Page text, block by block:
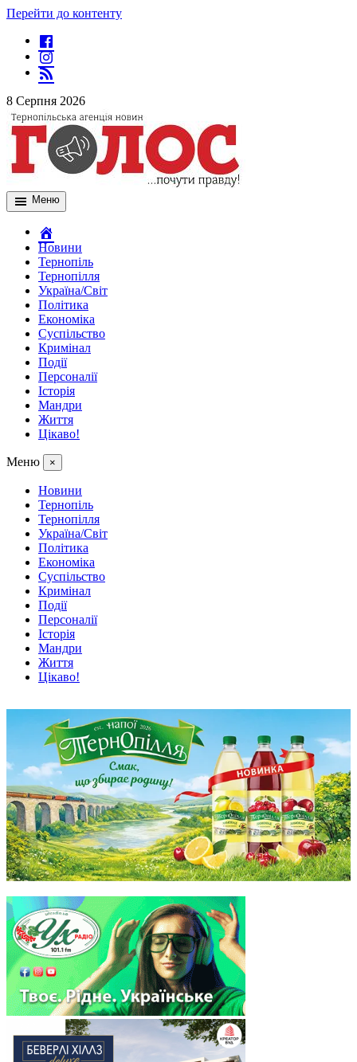
Перейти до контенту
8 Серпня 2026
Меню
Новини
Тернопіль
Тернопілля
Україна/Світ
Політика
Економіка
Суспільство
Кримінал
Події
Персоналії
Історія
Мандри
Життя
Цікаво!
Меню ×
Новини
Тернопіль
Тернопілля
Україна/Світ
Політика
Економіка
Суспільство
Кримінал
Події
Персоналії
Історія
Мандри
Життя
Цікаво!